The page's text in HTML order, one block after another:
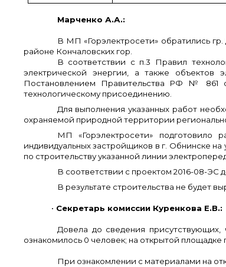
Марченко А.А.:
В МП «Горэлектросети» обратились
районе Кончаловских гор.
В соответствии с п.3 Правил
электрической энергии, а также объектов
Постановлением Правительства РФ № 861
технологическому присоединению.
Для выполнения указанных работ
охраняемой природной территории
МП «Горэлектросети» подготовило
индивидуальных застройщиков в г. Обнинске
по строительству указанной линии
В соответствии с проектом 2016-08-ЭС
В результате строительства не будет
• Секретарь комиссии Куренкова Е.В.:
Довела до сведения
ознакомилось 0 человек; на открытой
При ознакомлении с материалами на